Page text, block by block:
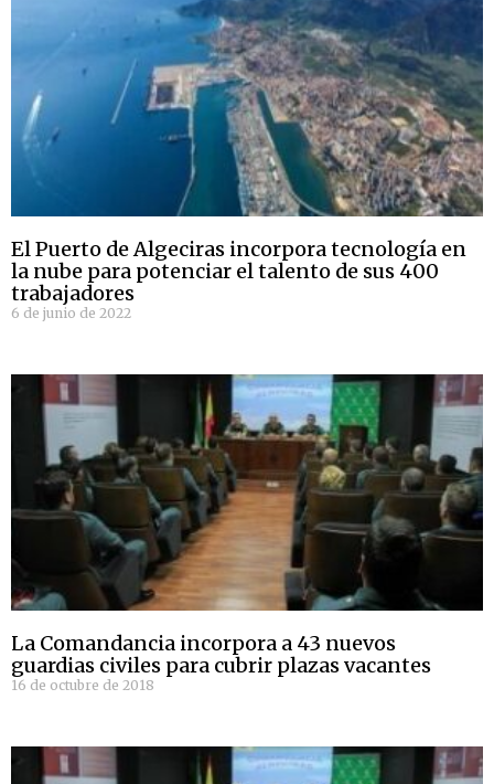
El Puerto de Algeciras incorpora tecnología en
la nube para potenciar el talento de sus 400
trabajadores
6 de junio de 2022
La Comandancia incorpora a 43 nuevos
guardias civiles para cubrir plazas vacantes
16 de octubre de 2018